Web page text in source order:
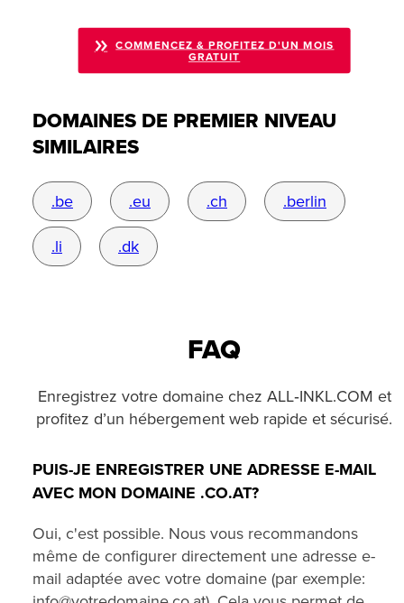
COMMENCEZ & PROFITEZ D'UN MOIS
GRATUIT
DOMAINES DE PREMIER NIVEAU
SIMILAIRES
.be .eu .ch .berlin
.li .dk
FAQ
Enregistrez votre domaine chez ALL‑INKL.COM et
profitez d’un hébergement web rapide et sécurisé.
PUIS-JE ENREGISTRER UNE ADRESSE E-MAIL
AVEC MON DOMAINE .CO.AT?
Oui, c'est possible. Nous vous recommandons
même de configurer directement une adresse e-
mail adaptée avec votre domaine (par exemple: